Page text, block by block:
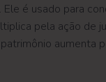
é usado para
pela ação de
aumenta